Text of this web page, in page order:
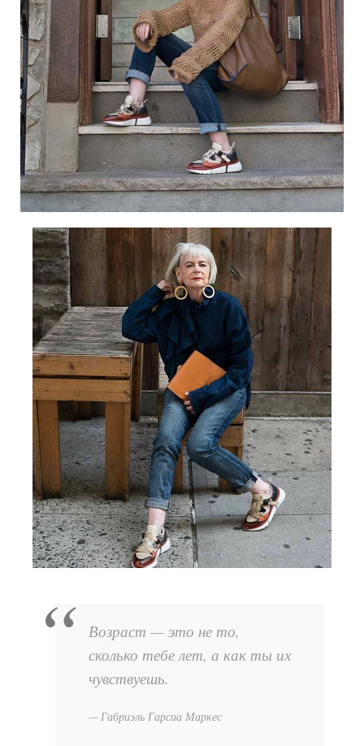
Возраст — это не то,
сколько тебе лет, а как ты их
чувствуешь.
Габриэль Гарсиа Маркес